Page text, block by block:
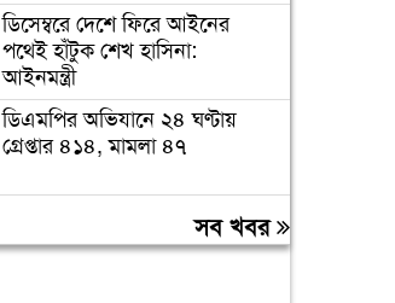
ডিসেম্বরে দেশে ফিরে আইনের
পথেই হাঁটুক শেখ হাসিনা:
আইনমন্ত্রী
ডিএমপির অভিযানে ২৪ ঘণ্টায়
গ্রেপ্তার ৪১৪, মামলা ৪৭
দেশের গণমাধ্যম এখনও পুরোপুরি
স্বাধীন নয়: জামায়াত আমিরসব খবর